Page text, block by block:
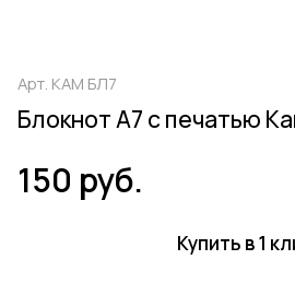
Арт. КАМ БЛ7
Блокнот А7 с печатью
150 руб.
Купить в 1